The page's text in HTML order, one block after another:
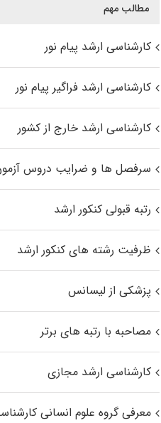
مطالب مهم
کارشناسی ارشد پیام نور
کارشناسی ارشد فراگیر پیام نور
کارشناسی ارشد خارج از کشور
سرفصل ها و ضرایب دروس
رتبه قبولی کنکور ارشد
ظرفیت رشته های کنکور ارشد
پزشکی از لیسانس
مصاحبه با رتبه های برتر
کارشناسی ارشد مجازی
معرفی گروه علوم انسانی